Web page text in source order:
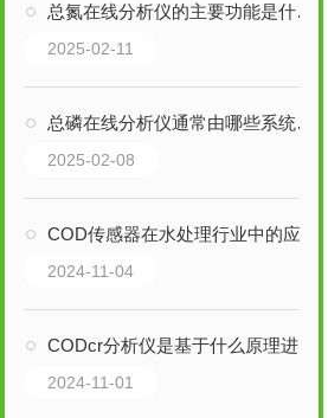
总氮在线分析仪的主要功能是什么？
2025-02-11
总磷在线分析仪通常由哪些系统组成？
2025-02-08
COD传感器在水处理行业中的应用
2024-11-04
CODcr分析仪是基于什么原理进行工作的？
2024-11-01